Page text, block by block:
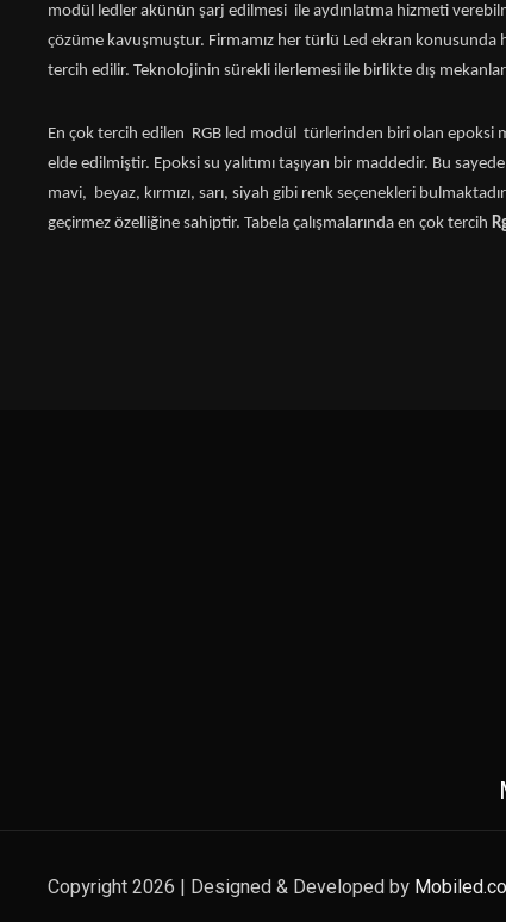
modül ledler akünün şarj edilmesi ile aydınlatma hizmeti
çözüme kavuşmuştur. Firmamız her türlü Led ekran
tercih edilir. Teknolojinin sürekli ilerlemesi ile birlikte dış
En çok tercih edilen RGB led modül türlerinden biri olan epoksi
elde edilmiştir. Epoksi su yalıtımı taşıyan bir maddedir. Bu
mavi, beyaz, kırmızı, sarı, siyah gibi renk seçenekleri
geçirmez özelliğine sahiptir. Tabela çalışmalarında en çok tercih
Copyright 2026 | Designed & Developed by